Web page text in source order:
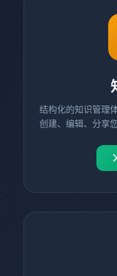
结构化的知识管理
创建、编辑、分享